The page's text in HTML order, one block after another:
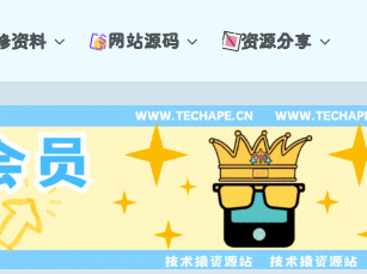
资料 网站源码 资源分享